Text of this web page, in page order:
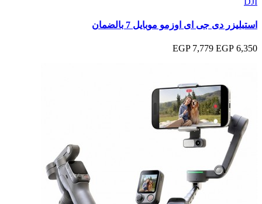
استبليزر دى جى اى اوزمو موبايل 7 بالضمان
6,350 EGP
7,779 EGP